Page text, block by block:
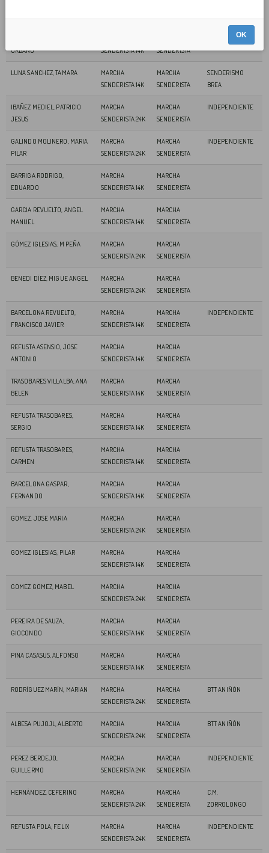
URBANO
SENDERISTA 14K
SENDERISTA
INDEPENDIENTE
LUNA SANCHEZ, TAMARA
MARCHA
SENDERISTA 14K
MARCHA
SENDERISTA
SENDERISMO
BREA
IBAÑEZ MEDIEL, PATRICIO
JESUS
MARCHA
SENDERISTA 24K
MARCHA
SENDERISTA
INDEPENDIENTE
GALINDO MOLINERO, MARIA
PILAR
MARCHA
SENDERISTA 24K
MARCHA
SENDERISTA
INDEPENDIENTE
BARRIGA RODRIGO,
EDUARDO
MARCHA
SENDERISTA 14K
MARCHA
SENDERISTA
GARCIA REVUELTO, ANGEL
MANUEL
MARCHA
SENDERISTA 14K
MARCHA
SENDERISTA
GÓMEZ IGLESIAS, M PEÑA
MARCHA
SENDERISTA 24K
MARCHA
SENDERISTA
BENEDI DÍEZ, MIGUE ANGEL
MARCHA
SENDERISTA 24K
MARCHA
SENDERISTA
BARCELONA REVUELTO,
FRANCISCO JAVIER
MARCHA
SENDERISTA 14K
MARCHA
SENDERISTA
INDEPENDIENTE
REFUSTA ASENSIO, JOSE
ANTONIO
MARCHA
SENDERISTA 14K
MARCHA
SENDERISTA
TRASOBARES VILLALBA, ANA
BELEN
MARCHA
SENDERISTA 14K
MARCHA
SENDERISTA
REFUSTA TRASOBARES,
SERGIO
MARCHA
SENDERISTA 14K
MARCHA
SENDERISTA
REFUSTA TRASOBARES,
CARMEN
MARCHA
SENDERISTA 14K
MARCHA
SENDERISTA
BARCELONA GASPAR,
FERNANDO
MARCHA
SENDERISTA 14K
MARCHA
SENDERISTA
GOMEZ, JOSE MARIA
MARCHA
SENDERISTA 24K
MARCHA
SENDERISTA
GOMEZ IGLESIAS, PILAR
MARCHA
SENDERISTA 14K
MARCHA
SENDERISTA
GOMEZ GOMEZ, MABEL
MARCHA
SENDERISTA 24K
MARCHA
SENDERISTA
PEREIRA DE SAUZA,
GIOCONDO
MARCHA
SENDERISTA 14K
MARCHA
SENDERISTA
PINA CASASUS, ALFONSO
MARCHA
SENDERISTA 14K
MARCHA
SENDERISTA
RODRÍGUEZ MARÍN, MARIAN
MARCHA
SENDERISTA 24K
MARCHA
SENDERISTA
BTT ANIÑÓN
ALBESA PUJOJL, ALBERTO
MARCHA
SENDERISTA 24K
MARCHA
SENDERISTA
BTT ANIÑÓN
PEREZ BERDEJO,
GUILLERMO
MARCHA
SENDERISTA 24K
MARCHA
SENDERISTA
INDEPENDIENTE
HERNÁNDEZ, CEFERINO
MARCHA
SENDERISTA 24K
MARCHA
SENDERISTA
C.M.
ZORROLONGO
REFUSTA POLA, FELIX
MARCHA
SENDERISTA 24K
MARCHA
SENDERISTA
INDEPENDIENTE
OK